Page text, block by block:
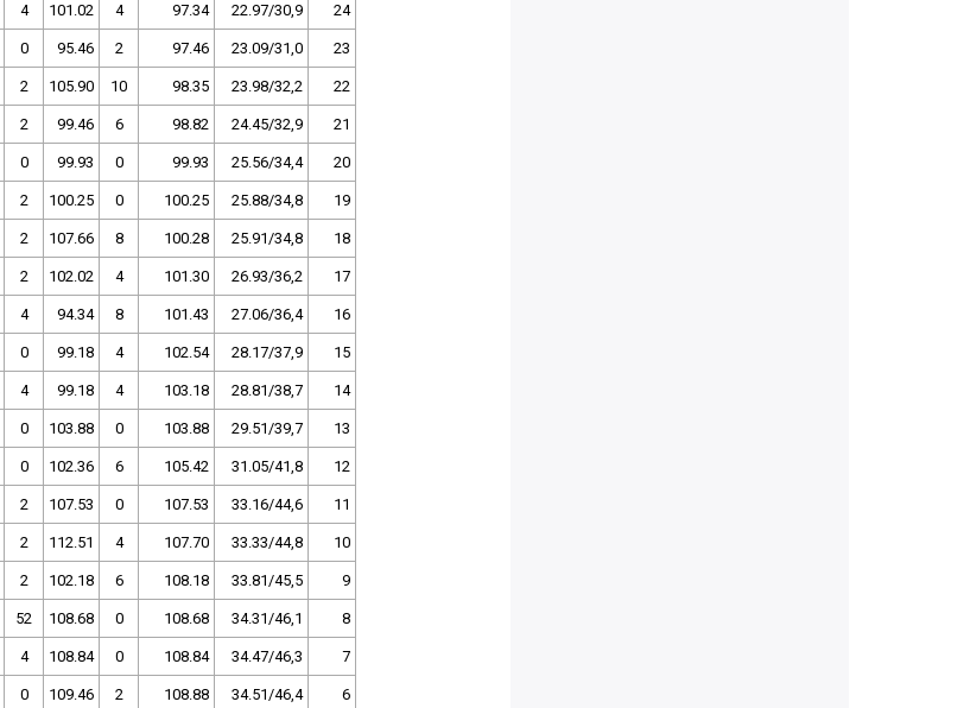
4 101.02 4 97.34 22.97/30,9 24
0 95.46 2 97.46 23.09/31,0 23
2 105.90 10 98.35 23.98/32,2 22
2 99.46 6 98.82 24.45/32,9 21
0 99.93 0 99.93 25.56/34,4 20
2 100.25 0 100.25 25.88/34,8 19
2 107.66 8 100.28 25.91/34,8 18
2 102.02 4 101.30 26.93/36,2 17
4 94.34 8 101.43 27.06/36,4 16
0 99.18 4 102.54 28.17/37,9 15
4 99.18 4 103.18 28.81/38,7 14
0 103.88 0 103.88 29.51/39,7 13
0 102.36 6 105.42 31.05/41,8 12
2 107.53 0 107.53 33.16/44,6 11
2 112.51 4 107.70 33.33/44,8 10
2 102.18 6 108.18 33.81/45,5 9
52 108.68 0 108.68 34.31/46,1 8
4 108.84 0 108.84 34.47/46,3 7
0 109.46 2 108.88 34.51/46,4 6